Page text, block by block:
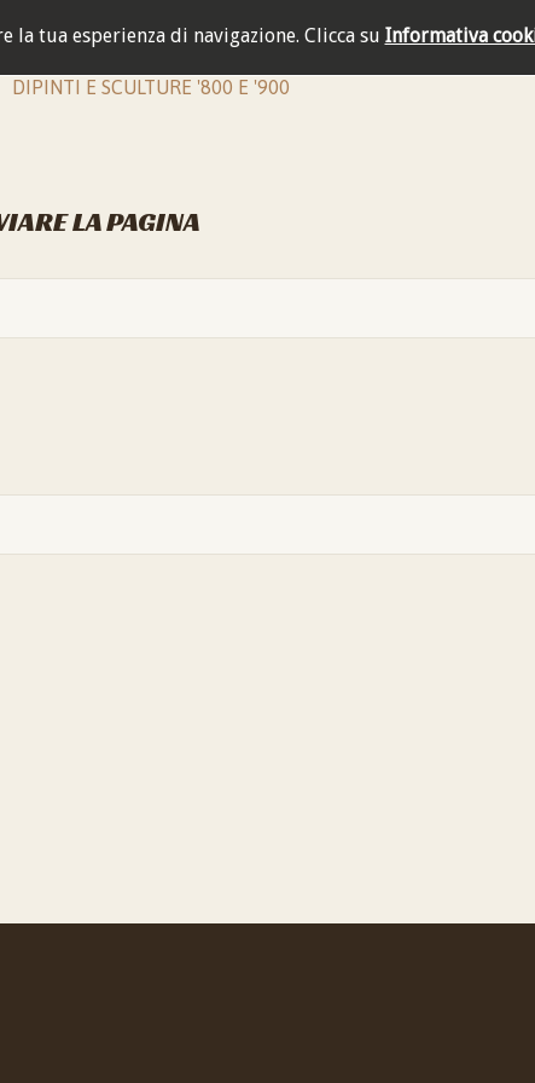
la tua esperienza di navigazione. Clicca su Informativa
DIPINTI E SCULTURE '800 E '900
LA PAGINA